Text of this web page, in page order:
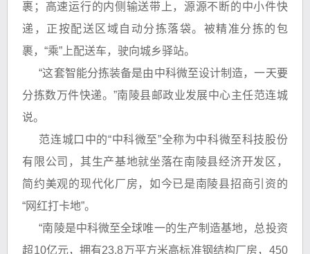
裹；高速运行的内侧输送带上，源源不断的中小件快
递，正按配送区域自动分拣落袋。被精准分拣的包
裹，“乘”上配送车，驶向城乡驿站。
“这套智能分拣装备是由中科微至设计制造，一天要
分拣数万件快递。”南陵县邮政业发展中心主任范连城
说。
范连城口中的“中科微至”全称为中科微至科技股份
有限公司，其生产基地就坐落在南陵县经济开发区，
简约美观的现代化厂房，如今已是南陵县招商引资的
“网红打卡地”。
“南陵是中科微至全球唯一的生产制造基地，总投资
超10亿元，拥有23.8万平方米高标准钢结构厂房，450